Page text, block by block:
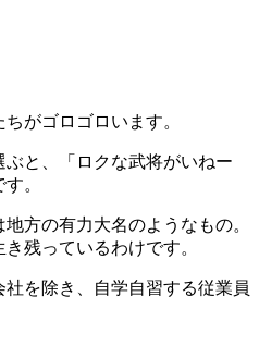
がゴロゴロいます。
と、「ロクな武将がいねー
。
方の有力大名のようなもの。
残っているわけです。
を除き、自学自習する従業員